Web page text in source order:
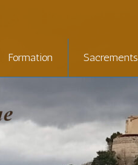
Formation Sacrements